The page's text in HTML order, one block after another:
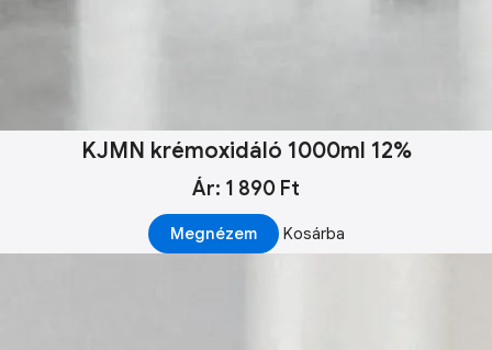
KJMN krémoxidáló 1000ml 12%
Ár: 1 890 Ft
Megnézem Kosárba